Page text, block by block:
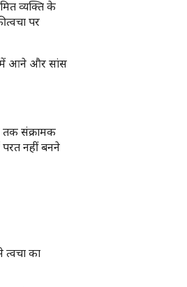
व्यक्ति के
पर
में आने और सांस
संक्रामक
नहीं बनने
का